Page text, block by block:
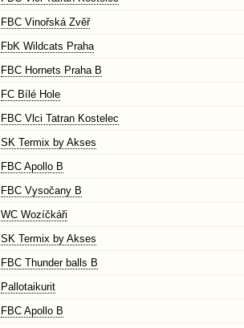
FBC Vinořská Zvěř
FbK Wildcats Praha
FBC Hornets Praha B
FC Bílé Hole
FBC Vlci Tatran Kostelec
SK Termix by Akses
FBC Apollo B
FBC Vysočany B
WC Wozíčkáři
SK Termix by Akses
FBC Thunder balls B
Pallotaikurit
FBC Apollo B